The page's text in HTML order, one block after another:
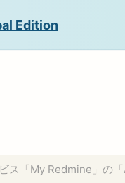
Edition
ス「My Redmine」の